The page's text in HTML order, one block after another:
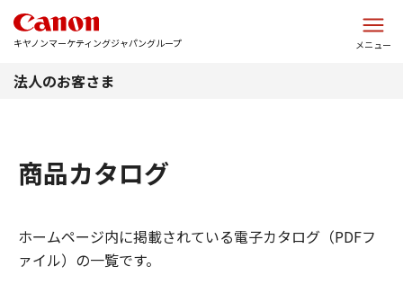
キヤノンマーケティングジャパングループ メニュー
法人のお客さま
商品カタログ
ホームページ内に掲載されている電子カタログ（PDFフ
ァイル）の一覧です。